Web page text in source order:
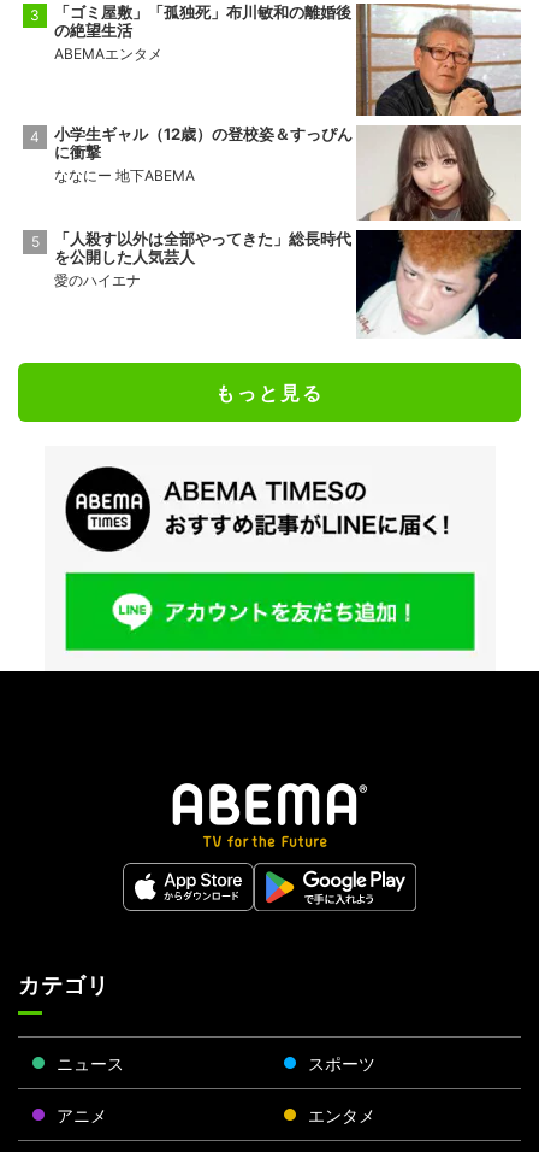
「ゴミ屋敷」「孤独死」布川敏和の離婚後
の絶望生活
ABEMAエンタメ
小学生ギャル（12歳）の登校姿＆すっぴん
に衝撃
ななにー 地下ABEMA
「人殺す以外は全部やってきた」総長時代
を公開した人気芸人
愛のハイエナ
もっと見る
カテゴリ
ニュース スポーツ
アニメ エンタメ